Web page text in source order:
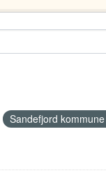
Sandefjord kommune